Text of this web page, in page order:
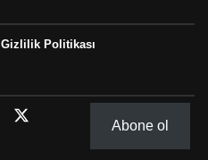
Gizlilik Politikası
Abone ol